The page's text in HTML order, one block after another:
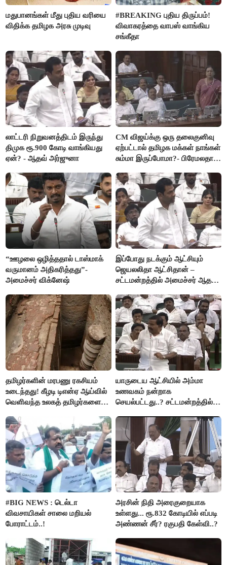
மதுபானங்கள் மீது புதிய வரியை
விதிக்க தமிழக அரசு முடிவு
#BREAKING புதிய திருப்பம்!
விவாகரத்தை வாபஸ் வாங்கிய
சங்கீதா
லாட்டரி நிறுவனத்திடம் இருந்து
திமுக ரூ.900 கோடி வாங்கியது
ஏன்? - ஆதவ் அர்ஜுனா
CM விஜய்க்கு ஒரு தலைகுனிவு
ஏற்பட்டால் தமிழக மக்கள் நாங்கள்
சும்மா இருப்போமா?- பிரேமலதா
“ஊழலை ஒழித்ததால் டாஸ்மாக்
வருமானம் அதிகரித்தது”-
அமைச்சர் விக்னேஷ்
இப்போது நடக்கும் ஆட்சியும்
ஜெயலலிதா ஆட்சிதான் –
சட்டமன்றத்தில் அமைச்சர் ஆதவ்
தமிழர்களின் மரபணு ரகசியம்
உடைந்தது! கீழடி டிஎன்ஏ ஆய்வில்
வெளிவந்த உலகத் தமிழர்களை
யாருடைய ஆட்சியில் அம்மா
உணவகம் நன்றாக
செயல்பட்டது..? சட்டமன்றத்தில்
#BIG NEWS : டெல்டா
விவசாயிகள் சாலை மறியல்
போராட்டம்..!
அரசின் நிதி அரைகுறையாக
உள்ளது... ரூ.832 கோடியில் எப்படி
அண்ணன் சீர்? ரகுபதி கேள்வி..?